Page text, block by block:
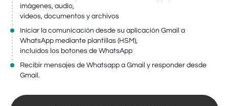
imágenes, audio,
videos, documentos y archivos
Iniciar la comunicación desde su aplicación Gmail a
WhatsApp mediante plantillas (HSM),
incluidos los botones de WhatsApp
Recibir mensajes de Whatsapp a Gmail y responder desde
Gmail.